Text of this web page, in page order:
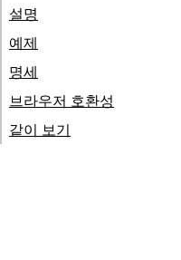
설명
예제
명세
브라우저 호환성
같이 보기